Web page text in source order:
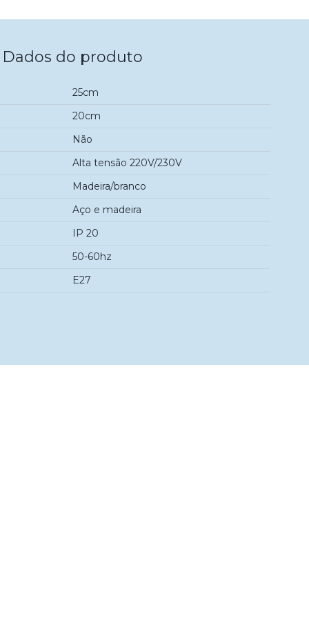
Dados do produto
25cm
20cm
Não
Alta tensão 220V/230V
Madeira/branco
Aço e madeira
IP 20
50-60hz
E27